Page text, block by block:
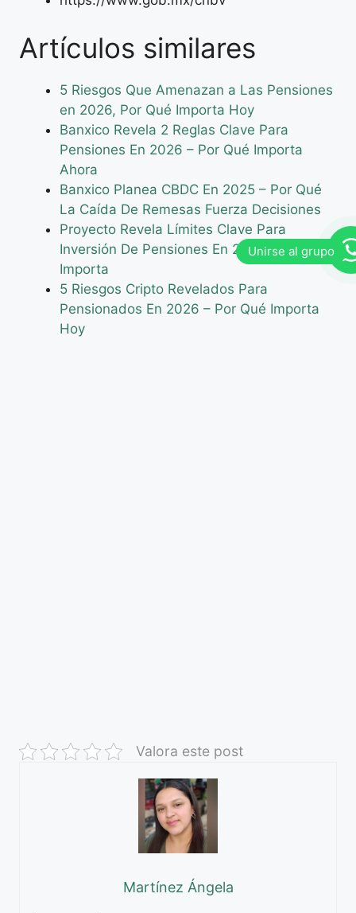
Artículos similares
5 Riesgos Que Amenazan a Las Pensiones
en 2026, Por Qué Importa Hoy
Banxico Revela 2 Reglas Clave Para
Pensiones En 2026 – Por Qué Importa
Ahora
Banxico Planea CBDC En 2025 – Por Qué
La Caída De Remesas Fuerza Decisiones
Proyecto Revela Límites Clave Para
Inversión De Pensiones En 2025 – Por Qué
Importa
5 Riesgos Cripto Revelados Para
Pensionados En 2026 – Por Qué Importa
Hoy
Valora este post
Martínez Ángela